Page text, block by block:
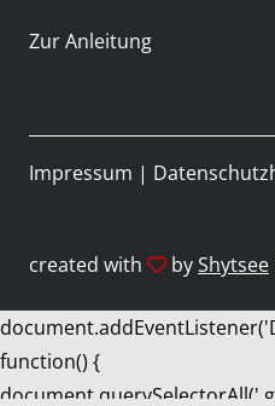
Zur Anleitung
created with byShytsee
Impressum |
function() {